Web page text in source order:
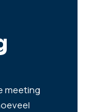
meeting